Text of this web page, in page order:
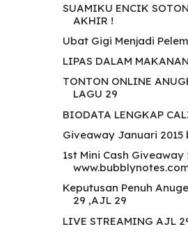
SUAMIKU ENCIK
AKHIR !
Ubat Gigi Menjadi
LIPAS DALAM
TONTON ONLINE
LAGU 29
BIODATA LENGKAP
Giveaway Januari 2015
1st Mini Cash Giveaway
Keputusan Penuh
29 ,AJL 29
LIVE STREAMING AJL